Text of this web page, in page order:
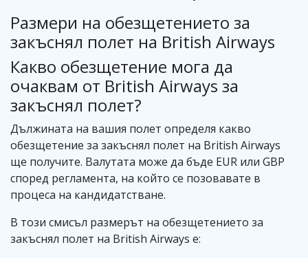
Размери на обезщетението за
закъснял полет на British Airways
Какво обезщетение мога да
очаквам от British Airways за
закъснял полет?
Дължината на вашия полет определя какво
обезщетение за закъснял полет на British Airways
ще получите. Валутата може да бъде EUR или GBP
според регламента, на който се позовавате в
процеса на кандидатстване.
В този смисъл размерът на обезщетението за
закъснял полет на British Airways е: